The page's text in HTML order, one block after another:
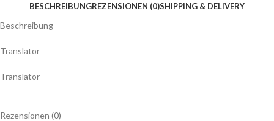
BESCHREIBUNGREZENSIONEN (0)SHIPPING & DELIVERY
Beschreibung
Translator
Translator
Rezensionen (0)